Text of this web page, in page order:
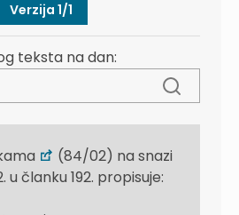
Verzija 1/1
teksta na dan:
(84/02) na snazi
u članku 192. propisuje: